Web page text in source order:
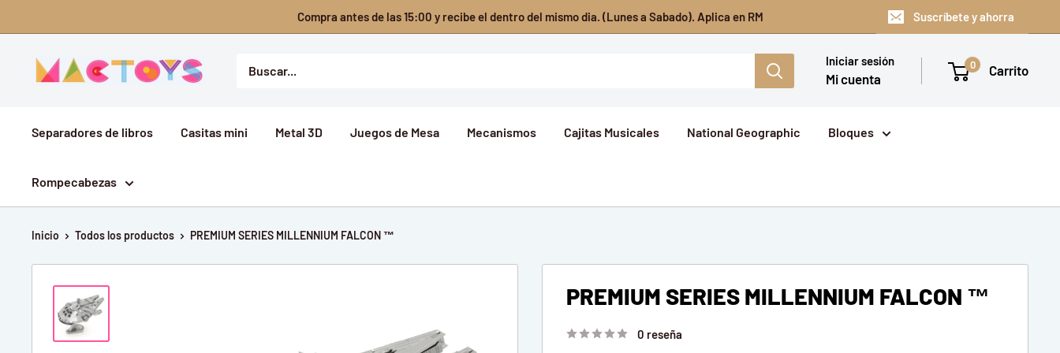
directamente
contenido
Compra antes de las 15:00 y recibe el dentro del mismo dia. (Lunes a Sabado). Aplica en RM Suscríbete y ahorra
Mactoys Iniciar sesión
Mi cuenta
0 Carrito
Separadores de libros Casitas mini Metal 3D Juegos de Mesa Mecanismos Cajitas Musicales National Geographic Bloques
Rompecabezas
Inicio Todos los productos PREMIUM SERIES MILLENNIUM FALCON ™
PREMIUM SERIES MILLENNIUM FALCON ™
0 reseña